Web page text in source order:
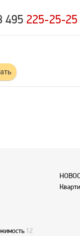
495 225-25-25
Применить
12